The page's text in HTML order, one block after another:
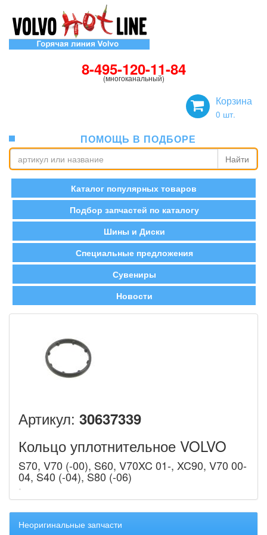
8-495-120-11-84
(многоканальный)
Корзина
0 шт.
ПОМОЩЬ В ПОДБОРЕ
Найти
Каталог популярных товаров
Подбор запчастей по каталогу
Шины и Диски
Специальные предложения
Сувениры
Новости
Артикул: 30637339
Кольцо уплотнительное VOLVO
S70, V70 (-00), S60, V70XC 01-, XC90, V70 00-
04, S40 (-04), S80 (-06)
Неоригинальные запчасти